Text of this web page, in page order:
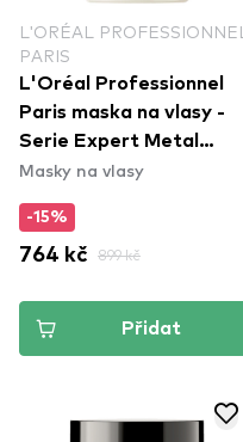
L'ORÉAL PROFESSIONNEL
PARIS
L'Oréal Professionnel
Paris maska na vlasy -
Serie Expert Metal
Detox Mask
Masky na vlasy
-15%
764 kč 899 kč
Přidat